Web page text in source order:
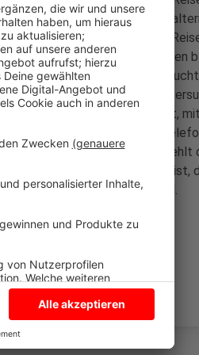
Hörer Franz-Josef aus
booking.com eine Hamburg-
Regeln aber geschlossen
weil es wochenlang
Es hat mehrfach vergeblich
Wir haben nachgefragt,
Franz-Josef gemeldet,
sein. Grundsätzlich empfiehlt
Sie als erstes, wer zuständig ist,
das Geld überwiesen sein soll.